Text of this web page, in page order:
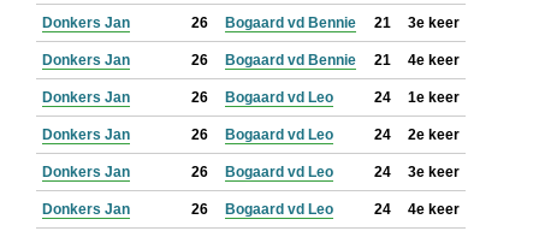
Donkers Jan 26 Bogaard vd Bennie 21 3e keer
Donkers Jan 26 Bogaard vd Bennie 21 4e keer
Donkers Jan 26 Bogaard vd Leo 24 1e keer
Donkers Jan 26 Bogaard vd Leo 24 2e keer
Donkers Jan 26 Bogaard vd Leo 24 3e keer
Donkers Jan 26 Bogaard vd Leo 24 4e keer